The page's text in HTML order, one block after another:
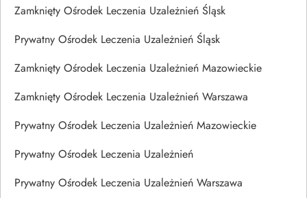
Zamknięty Ośrodek Leczenia Uzależnień Śląsk
Prywatny Ośrodek Leczenia Uzależnień Śląsk
Zamknięty Ośrodek Leczenia Uzależnień Mazowieckie
Zamknięty Ośrodek Leczenia Uzależnień Warszawa
Prywatny Ośrodek Leczenia Uzależnień Mazowieckie
Prywatny Ośrodek Leczenia Uzależnień
Prywatny Ośrodek Leczenia Uzależnień Warszawa